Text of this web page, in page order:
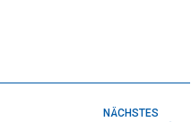
NÄCHSTES